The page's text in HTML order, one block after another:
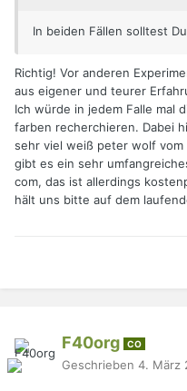
In beiden Fällen solltest
Richtig! Vor anderen
aus eigener und teurer
Ich würde in jedem Falle mal
farben recherchieren. Dabei
sehr viel weiß peter wolf vom
gibt es ein sehr
com, das ist allerdings
hält uns bitte auf dem
F40org CO
Geschrieben 4. März